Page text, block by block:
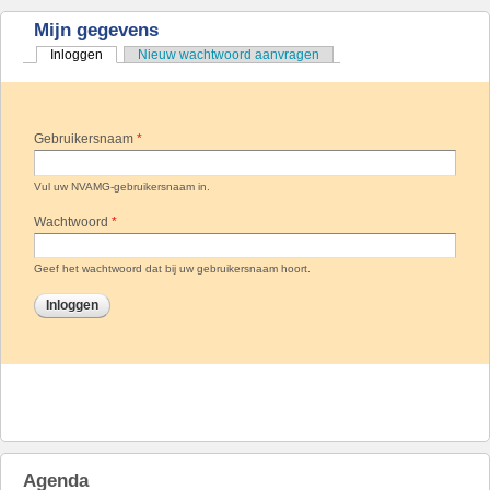
Mijn gegevens
Inloggen (actieve tabblad)
Nieuw wachtwoord aanvragen
Gebruikersnaam *
Vul uw NVAMG-gebruikersnaam in.
Wachtwoord *
Geef het wachtwoord dat bij uw gebruikersnaam hoort.
Agenda